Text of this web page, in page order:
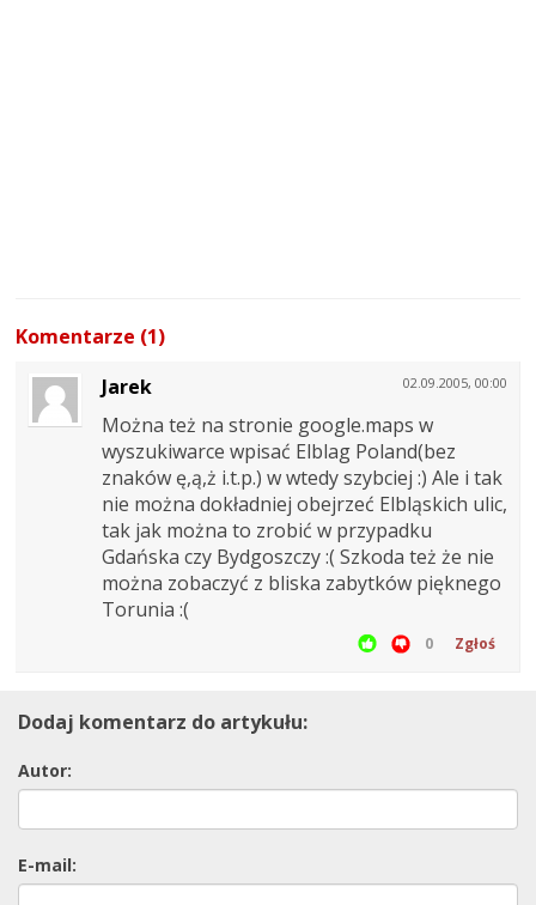
Komentarze (1)
02.09.2005, 00:00
Jarek
Można też na stronie google.maps w
wyszukiwarce wpisać Elblag Poland(bez
znaków ę,ą,ż i.t.p.) w wtedy szybciej :) Ale i tak
nie można dokładniej obejrzeć Elbląskich ulic,
tak jak można to zrobić w przypadku
Gdańska czy Bydgoszczy :( Szkoda też że nie
można zobaczyć z bliska zabytków pięknego
Torunia :(
0 Zgłoś
Dodaj komentarz do artykułu:
Autor:
E-mail: